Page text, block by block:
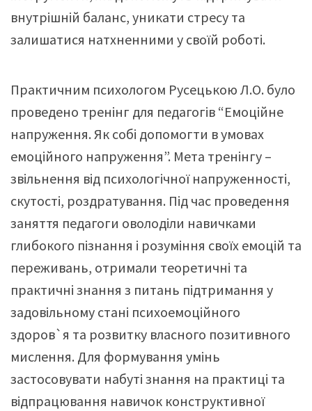
внутрішній баланс, уникати стресу та
залишатися натхненними у своїй роботі.
Практичним психологом Русецькою Л.О. було
проведено тренінг для педагогів “Емоційне
напруження. Як собі допомогти в умовах
емоційного напруження”. Мета тренінгу –
звільнення від психологічної напруженності,
скутості, роздратування. Під час проведення
заняття педагоги оволоділи навичками
глибокого пізнання і розуміння своїх емоцій та
переживань, отримали теоретичні та
практичні знання з питань підтримання у
задовільному стані психоемоційного
здоров`я та розвитку власного позитивного
мислення. Для формування умінь
застосовувати набуті знання на практиці та
відпрацювання навичок конструктивної